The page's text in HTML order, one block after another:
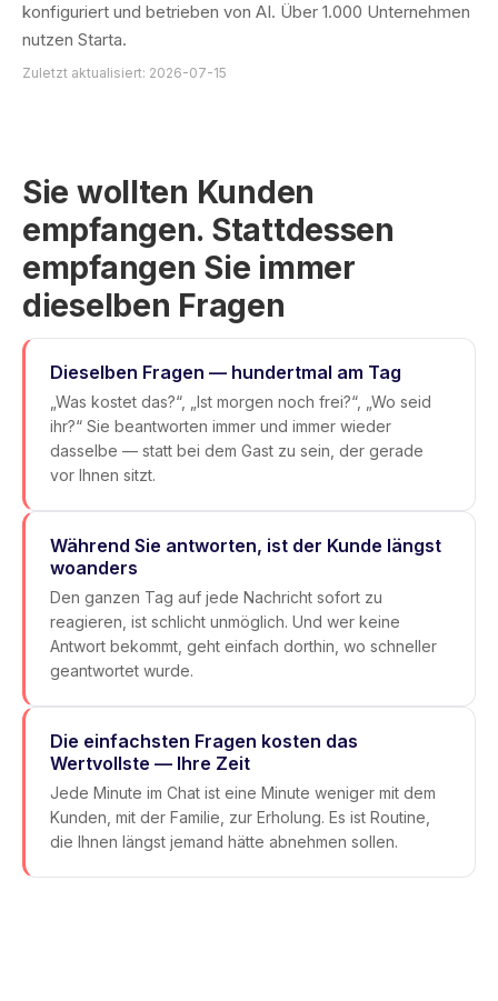
konfiguriert und betrieben von AI. Über 1.000 Unternehmen
nutzen Starta.
Zuletzt aktualisiert: 2026-07-15
Sie wollten Kunden
empfangen. Stattdessen
empfangen Sie immer
dieselben Fragen
Dieselben Fragen — hundertmal am Tag
„Was kostet das?“, „Ist morgen noch frei?“, „Wo seid
ihr?“ Sie beantworten immer und immer wieder
dasselbe — statt bei dem Gast zu sein, der gerade
vor Ihnen sitzt.
Während Sie antworten, ist der Kunde längst
woanders
Den ganzen Tag auf jede Nachricht sofort zu
reagieren, ist schlicht unmöglich. Und wer keine
Antwort bekommt, geht einfach dorthin, wo schneller
geantwortet wurde.
Die einfachsten Fragen kosten das
Wertvollste — Ihre Zeit
Jede Minute im Chat ist eine Minute weniger mit dem
Kunden, mit der Familie, zur Erholung. Es ist Routine,
die Ihnen längst jemand hätte abnehmen sollen.